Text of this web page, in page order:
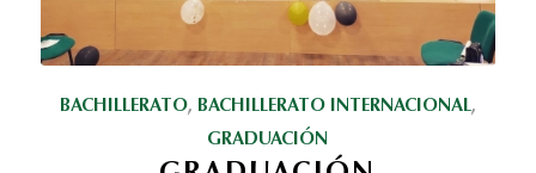
BACHILLERATO, BACHILLERATO INTERNACIONAL,
GRADUACIÓN